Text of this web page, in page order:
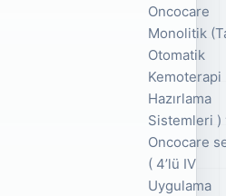
Oncocare
Monolitik
Otomatik
Kemoterapi
Hazırlama
Sistemleri )
Oncocare
( 4’lü IV
Uygulama